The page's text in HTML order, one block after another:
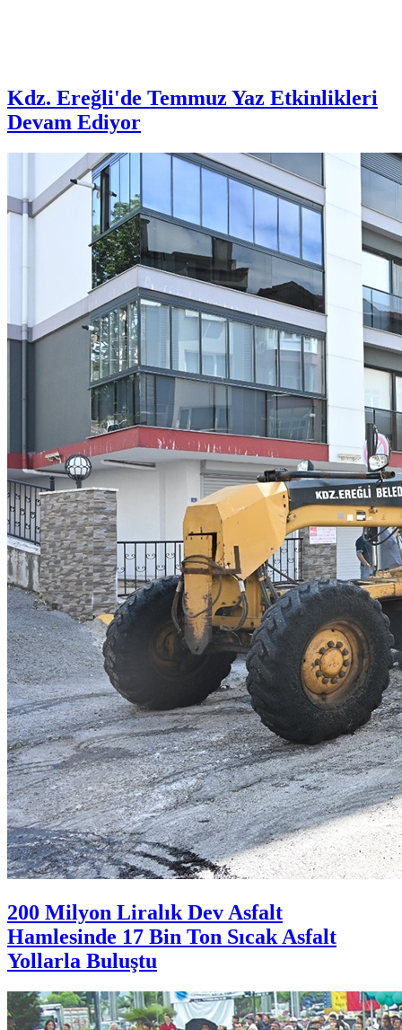
Kdz. Ereğli'de Temmuz Yaz Etkinlikleri
Devam Ediyor
200 Milyon Liralık Dev Asfalt
Hamlesinde 17 Bin Ton Sıcak Asfalt
Yollarla Buluştu